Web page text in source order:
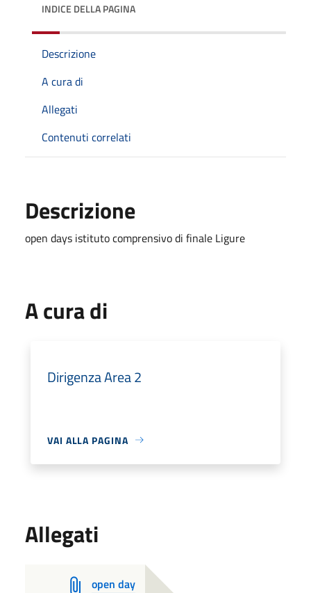
INDICE DELLA PAGINA
Descrizione
A cura di
Allegati
Contenuti correlati
Descrizione
open days istituto comprensivo di finale Ligure
A cura di
Dirigenza Area 2
VAI ALLA PAGINA
Allegati
open day